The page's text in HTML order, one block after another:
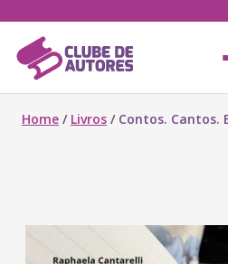
Home / Livros / Contos. Cantos.